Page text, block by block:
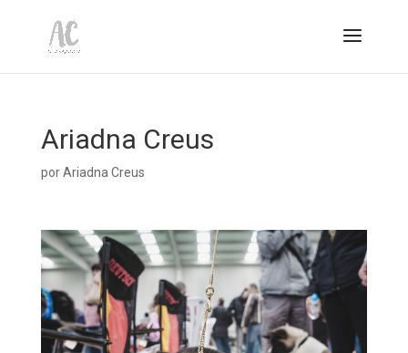
Ariadna Creus
porAriadna Creus